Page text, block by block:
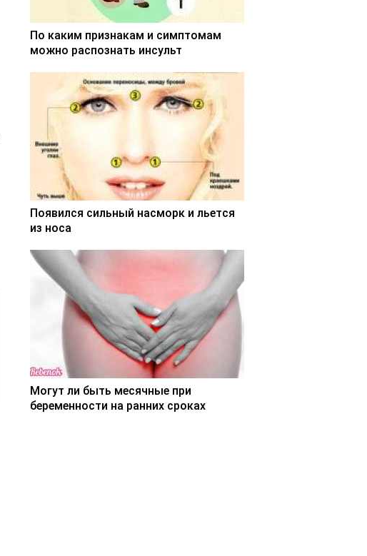
По каким признакам и симптомам
можно распознать инсульт
Появился сильный насморк и льется
из носа
Могут ли быть месячные при
беременности на ранних сроках